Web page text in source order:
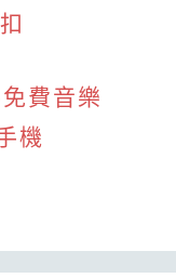
費音樂
機